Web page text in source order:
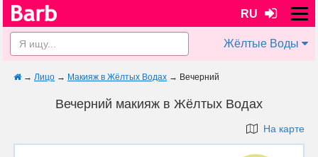
RU
Жёлтые Воды
→ Лицо → Макияж в Жёлтых Водах → Вечерний
Вечерний макияж в Жёлтых Водах
На карте